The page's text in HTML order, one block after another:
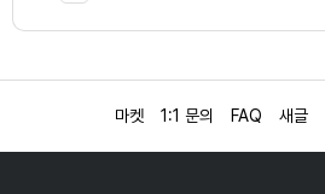
마켓 1:1 문의 FAQ 새글